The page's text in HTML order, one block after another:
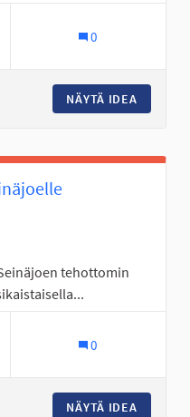
0
NÄYTÄ IDEA
tehottomin
0
NÄYTÄ IDEA